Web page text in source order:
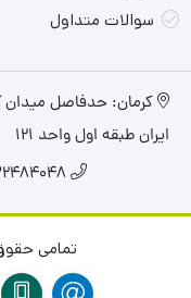
سوالات متداول
ایران طبقه اول واحد ۱۲۱
تمامی